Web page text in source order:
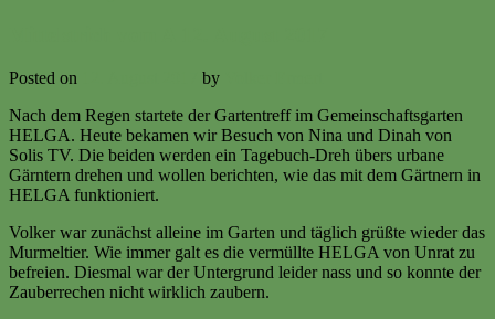
Posted on by
Nach dem Regen startete der Gartentreff im Gemeinschaftsgarten
HELGA. Heute bekamen wir Besuch von Nina und Dinah von
Solis TV. Die beiden werden ein Tagebuch-Dreh übers urbane
Gärntern drehen und wollen berichten, wie das mit dem Gärtnern in
HELGA funktioniert.
Volker war zunächst alleine im Garten und täglich grüßte wieder das
Murmeltier. Wie immer galt es die vermüllte HELGA von Unrat zu
befreien. Diesmal war der Untergrund leider nass und so konnte der
Zauberrechen nicht wirklich zaubern.